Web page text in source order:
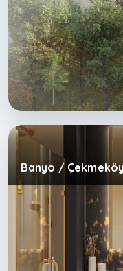
Banyo /